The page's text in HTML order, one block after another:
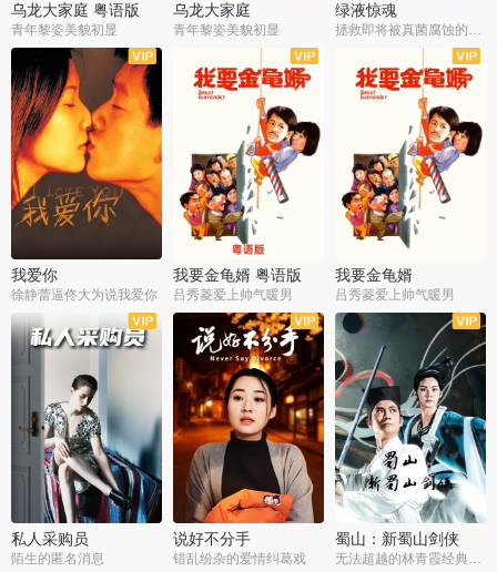
乌龙大家庭 粤语版
青年黎姿美貌初显
乌龙大家庭
青年黎姿美貌初显
绿液惊魂
拯救即将被真菌腐蚀的世界
我爱你
徐静蕾逼佟大为说我爱你
我要金龟婿 粤语版
吕秀菱爱上帅气暖男
我要金龟婿
吕秀菱爱上帅气暖男
私人采购员
陌生的匿名消息
说好不分手
错乱纷杂的爱情纠葛戏
蜀山：新蜀山剑侠
无法超越的林青霞经典角色